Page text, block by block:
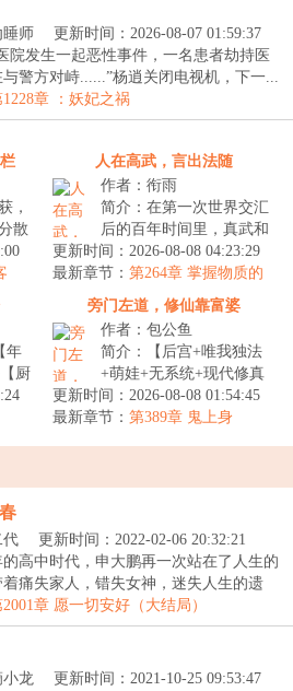
师
更新时间：2026-08-07 01:59:37
院发生一起恶性事件，一名患者劫持医
警方对峙......”杨逍关闭电视机，下一...
1228章 ：妖妃之祸
，
散
存
劣
人在高武，言出法随
作者：衔雨
简介：在第一次世界交汇
后的百年时间里，真武和
新武交相辉映，异界的神
灵和现界的强人层出不
穷。“就比如...
更新时间：2026-08-08 04:23:29
最新章节： 第264章 掌握物质的
年
厨
菜
看
旁门左道，修仙靠富婆
作者：包公鱼
简介：【后宫+唯我独法
+萌娃+无系统+现代修真
+科学修仙】左道奇才沈
轻舟，修最野的术，躲得
更新时间：2026-08-08 01:54:45
最新章节： 第389章 鬼上身
代
更新时间：2022-02-06 20:32:21
高中时代，申大鹏再一次站在了人生的
痛失家人，错失女神，迷失人生的遗
章 愿一切安好（大结局）
小龙
更新时间：2021-10-25 09:53:47